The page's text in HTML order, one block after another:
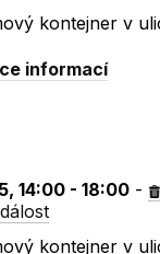
kontejner v
informací
14:00 - 18:00 -
kontejner v